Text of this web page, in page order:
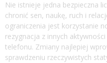
Nie istnieje jedna bezpieczna
chronić sen, naukę, ruch i
ograniczenia jest korzystanie
rezygnacja z innych
telefonu. Zmiany najlepiej
sprawdzeniu rzeczywistych